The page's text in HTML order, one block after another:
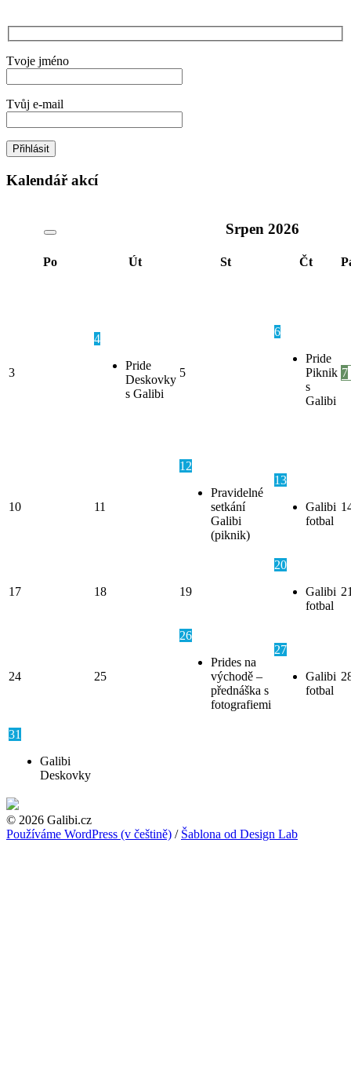
Tvoje jméno
Tvůj e-mail
Kalendář akcí
Srpen 2026
Po Út St Čt
3
4
Pride
Deskovky
s Galibi
5
6
Pride
Piknik
s
Galibi
7
10 11
12
Pravidelné
setkání
Galibi
(piknik)
13
Galibi
fotbal
17 18 19
20
Galibi
fotbal
24 25
26
Prides na
východě –
přednáška s
fotografiemi
27
Galibi
fotbal
31
Galibi
Deskovky
© 2026 Galibi.cz
Používáme WordPress (v češtině) / Šablona od Design Lab